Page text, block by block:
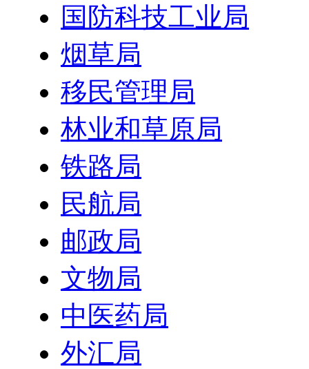
国防科技工业局
烟草局
移民管理局
林业和草原局
铁路局
民航局
邮政局
文物局
中医药局
外汇局